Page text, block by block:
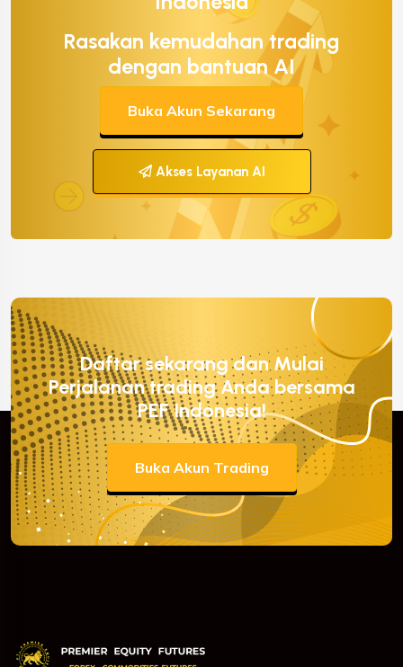
Rasakan kemudahan trading
dengan bantuan AI
Buka Akun Sekarang
Akses Layanan AI
Daftar sekarang dan Mulai
Perjalanan trading Anda bersama
PEF Indonesia!
Buka Akun Trading